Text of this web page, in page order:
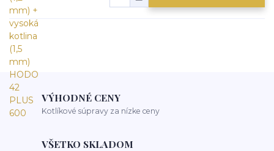
VÝHODNÉ CENY
Kotlíkové súpravy za nízke ceny
VŠETKO SKLADOM